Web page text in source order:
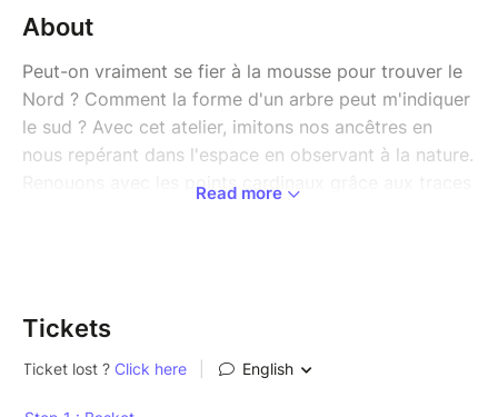
About
Peut-on vraiment se fier à la mousse pour trouver le
Nord ? Comment la forme d'un arbre peut m'indiquer
le sud ? Avec cet atelier, imitons nos ancêtres en
nous repérant dans l'espace en observant à la nature.
Renouons avec les points cardinaux grâce aux traces
Read more
Tickets